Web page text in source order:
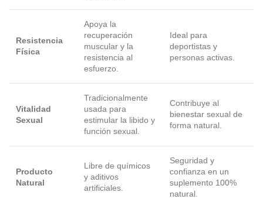
Resistencia
Física
Apoya la
recuperación
muscular y la
resistencia al
esfuerzo.
Ideal para
deportistas y
personas activas.
Vitalidad
Sexual
Tradicionalmente
usada para
estimular la libido y
función sexual.
Contribuye al
bienestar sexual de
forma natural.
Producto
Natural
Libre de químicos
y aditivos
artificiales.
Seguridad y
confianza en un
suplemento 100%
natural.